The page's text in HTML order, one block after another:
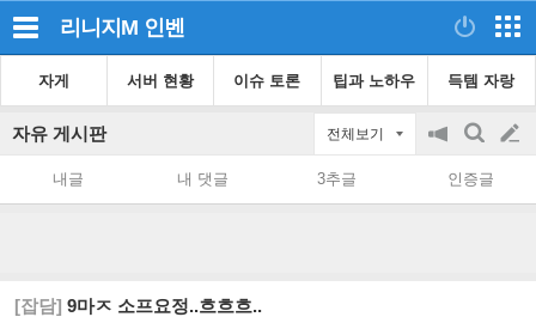
리니지M 인벤
자게 서버 현황 이슈 토론 팁과 노하우 득템 자랑
자유 게시판 전체보기
공
on/off
검
색
글
쓰
내글 내 댓글 3추글 인증글
[잡담] 9마ㅈ 소프요정..흐흐흐..